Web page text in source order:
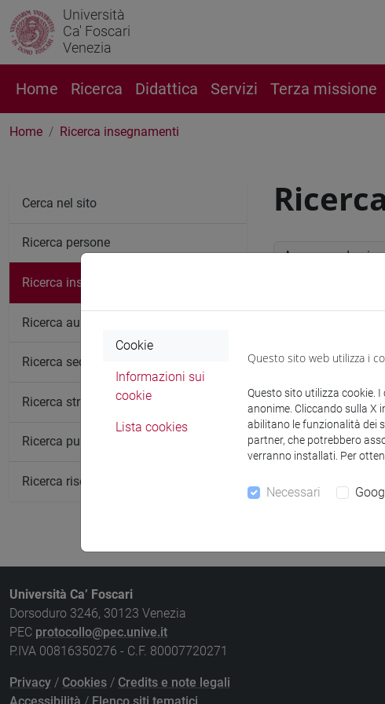
Università
Ca' Foscari
Venezia
Home Ricerca Didattica Servizi Terza missione
Home Ricerca insegnamenti
Anno
Non ci sono
Cerca nel sito
Ricerca persone
Ricerca insegnamenti
Ricerca aule
Ricerca sedi
Ricerca strutture
Ricerca pubblicazioni
Ricerca risorse bibliografiche
Università Ca’ Foscari
Dorsoduro 3246, 30123 Venezia
PEC protocollo@pec.unive.it
P.IVA 00816350276 - C.F. 80007720271
Privacy / Cookies / Credits e note legali
Cookie
Informazioni sui
cookie
Lista cookies
Questo sito web utilizza i
Questo sito utilizza cookie.
anonime. Cliccando sulla X
abilitano le funzionalità dei
partner, che potrebbero
verranno installati. Per
Necessari